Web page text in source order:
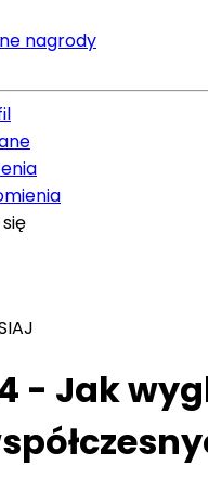
nagrody
- Jak